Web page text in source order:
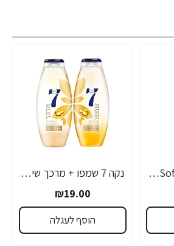
נקה 7 מרכך שיער Silk&Soft שמני הזנה - 750 מ"ל
נקה 7 שמפו + מרכך שיער Silk&Soft שמני הזנה - קומבו
₪19.00
הוסף לעגלה